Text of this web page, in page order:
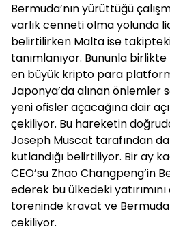
Bermuda’nın yürüttüğü
varlık cenneti olma yolunda
belirtilirken Malta ise
tanımlanıyor. Bununla
en büyük kripto para
Japonya’da alınan önlemler
yeni ofisler açacağına dair
çekiliyor. Bu hareketin
Joseph Muscat tarafından
kutlandığı belirtiliyor. Bir ay
CEO’su Zhao Changpeng’in
ederek bu ülkedeki
töreninde kravat ve
çekiliyor.